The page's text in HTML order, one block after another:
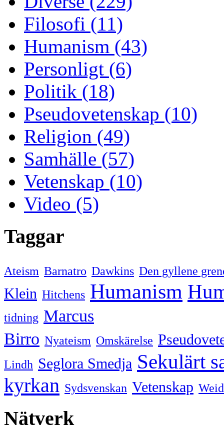
Filosofi (11)
Humanism (43)
Personligt (6)
Politik (18)
Pseudovetenskap (10)
Religion (49)
Samhälle (57)
Vetenskap (10)
Video (5)
Taggar
Ateism Barnatro Dawkins Den gyllene
Klein Hitchens Humanism
tidning Marcus
Birro Nyateism Omskärelse
Lindh Seglora Smedja Sekulärt
kyrkan Sydsvenskan Vetenskap
Nätverk